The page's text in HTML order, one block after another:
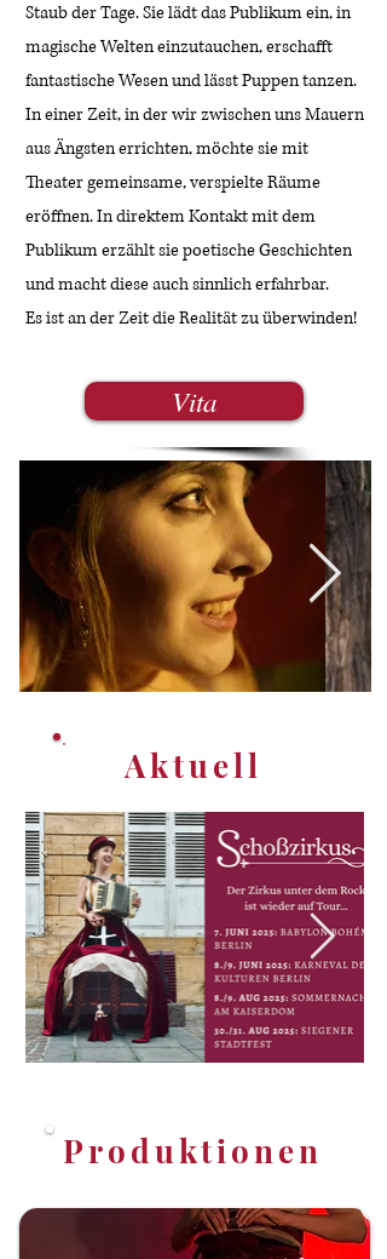
Staub der Tage. Sie lädt das Publikum ein, in
magische Welten einzutauchen, erschafft
fantastische Wesen und lässt Puppen tanzen.
In einer Zeit, in der wir zwischen uns Mauern
aus Ängsten errichten, möchte sie mit
Theater gemeinsame, verspielte Räume
eröffnen. In direktem Kontakt mit dem
Publikum erzählt sie poetische Geschichten
und macht diese auch sinnlich erfahrbar.
Es ist an der Zeit die Realität zu überwinden!
Vita
Aktuell
Produktionen